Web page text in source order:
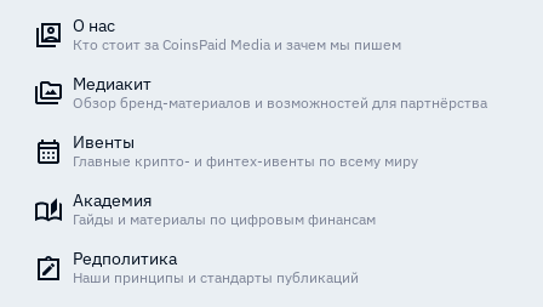
О нас
Кто стоит за CoinsPaid Media и зачем мы пишем
Медиакит
Обзор бренд-материалов и возможностей для партнёрства
Ивенты
Главные крипто- и финтех-ивенты по всему миру
Академия
Гайды и материалы по цифровым финансам
Редполитика
Наши принципы и стандарты публикаций